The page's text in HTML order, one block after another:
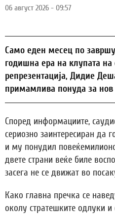
06 август 2026 - 09:57
Само еден месец по
годишна ера на клупата на
репрезентација, Дидие
примамлива понуда за
Според информациите,
сериозно заинтересиран да
и му понудил
двете страни веќе биле
засега не се движат во
Како главна пречка се
околу стратешките одлуки